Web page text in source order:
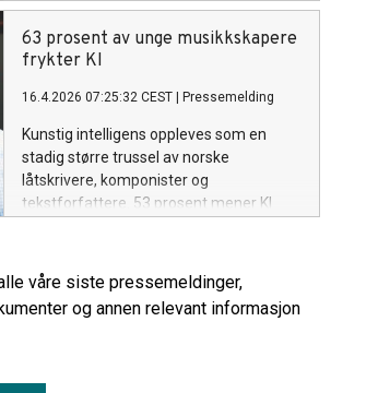
Norge, og innebærer blant annet at
lokalradioer ikke lenger trenger å
dokumentere lyttertall.
63 prosent av unge musikkskapere
frykter KI
16.4.2026 07:25:32 CEST Pressemelding
Kunstig intelligens oppleves som en
stadig større trussel av norske
låtskrivere, komponister og
tekstforfattere. 53 prosent mener KI
to år siden. KI-frykten er aller størst blant
de fra 15 til 29 år.
våre siste pressemeldinger,
og annen relevant informasjon